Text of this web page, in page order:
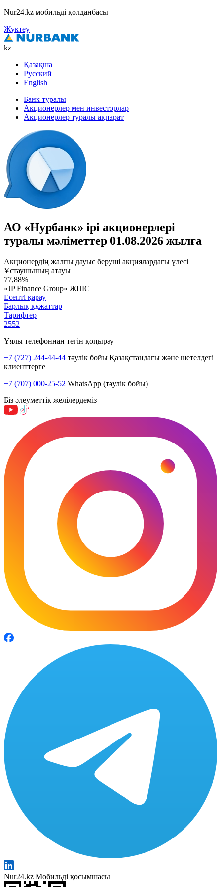
Nur24.kz мобильді қолданбасы
Жүктеу
kz
Қазақша
Русский
English
Банк туралы
Акционерлер мен инвесторлар
Акционерлер туралы ақпарат
АО «Нурбанк» ірі акционерлері
туралы мәліметтер 01.08.2026 жылға
Акционердің жалпы дауыс беруші акциялардағы үлесі
Ұстаушының атауы
77,88%
«JP Finance Group» ЖШС
Есепті қарау
Барлық құжаттар
Тарифтер
2552
Ұялы телефоннан тегін қоңырау
+7 (727) 244-44-44 тәулік бойы Қазақстандағы және шетелдегі
клиенттерге
+7 (707) 000-25-52 WhatsApp (тәулік бойы)
Біз әлеуметтік желілердеміз
Nur24.kz Мобильді қосымшасы